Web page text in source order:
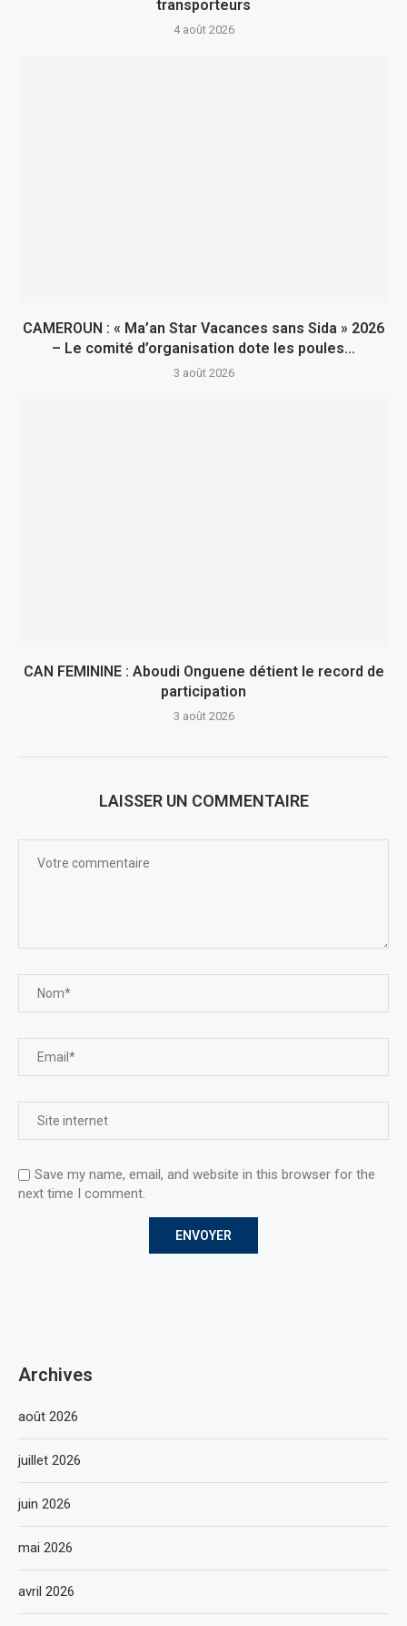
transporteurs
4 août 2026
CAMEROUN : « Ma’an Star Vacances sans Sida » 2026
– Le comité d’organisation dote les poules...
3 août 2026
CAN FEMININE : Aboudi Onguene détient le record de
participation
3 août 2026
LAISSER UN COMMENTAIRE
Save my name, email, and website in this browser for the
next time I comment.
Archives
août 2026
juillet 2026
juin 2026
mai 2026
avril 2026